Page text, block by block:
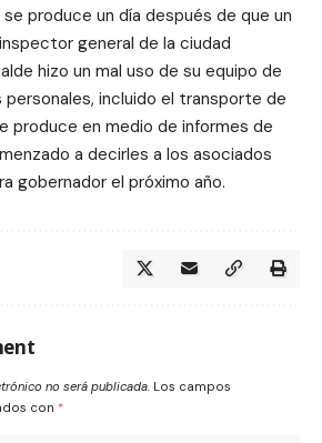
produce un día después de que un
general de la ciudad
hizo un mal uso de su equipo de
personales, incluido el transporte de
produce en medio de informes de
a decirles a los asociados
gobernador el próximo año.
no será publicada. Los campos
con *